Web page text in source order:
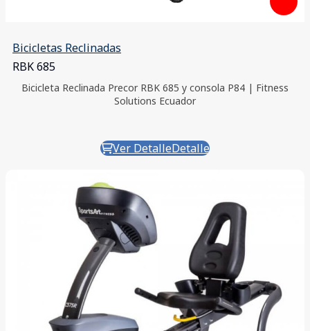
Bicicletas Reclinadas
RBK 685
Bicicleta Reclinada Precor RBK 685 y consola P84 | Fitness
Solutions Ecuador
Ver DetalleDetalle